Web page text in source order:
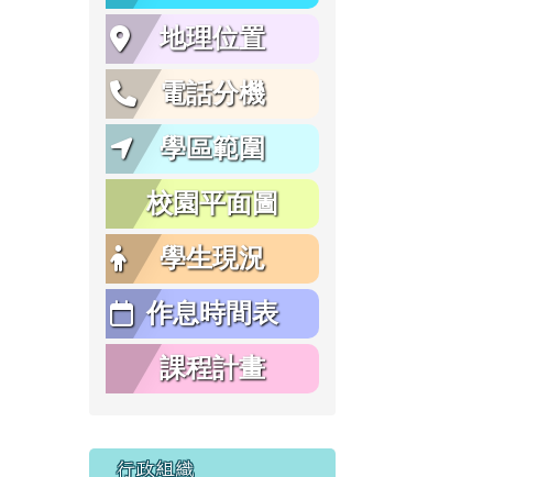
地理位置
電話分機
學區範圍
校園平面圖
學生現況
作息時間表
課程計畫
行政組織